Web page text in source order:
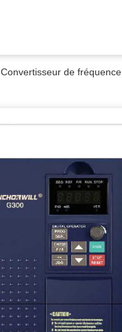
Convertisseur de fréquence